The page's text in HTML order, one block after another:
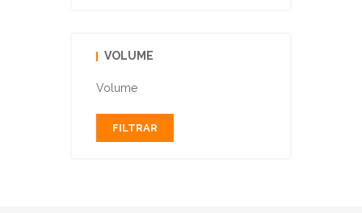
VOLUME
Volume
FILTRAR